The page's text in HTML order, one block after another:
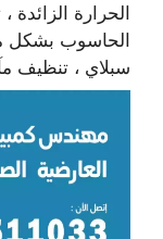
الحرارة الزائدة
الحاسوب بشكل
سبلاي ، تنظيف